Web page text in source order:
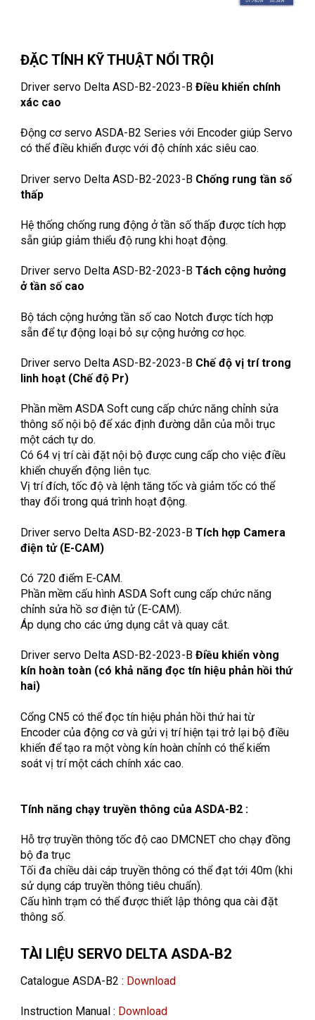
ĐẶC TÍNH KỸ THUẬT NỔI TRỘI
Driver servo Delta ASD-B2-2023-BĐiều khiển chính
xác cao
Động cơ servo ASDA-B2 Series với Encoder giúp Servo
có thể điều khiển được với độ chính xác siêu cao.
Driver servo Delta ASD-B2-2023-B Chống rung tần số
thấp
Hệ thống chống rung động ở tần số thấp được tích hợp
sẵn giúp giảm thiểu độ rung khi hoạt động.
Driver servo Delta ASD-B2-2023-BTách cộng hưởng
ở tần số cao
Bộ tách cộng hưởng tần số cao Notch được tích hợp
sẵn để tự động loại bỏ sự cộng hưởng cơ học.
Driver servo Delta ASD-B2-2023-B Chế độ vị trí trong
linh hoạt (Chế độ Pr)
Phần mềm ASDA Soft cung cấp chức năng chỉnh sửa
thông số nội bộ để xác định đường dẫn của mỗi trục
một cách tự do.
Có 64 vị trí cài đặt nội bộ được cung cấp cho việc điều
khiển chuyển động liên tục.
Vị trí đích, tốc độ và lệnh tăng tốc và giảm tốc có thể
thay đổi trong quá trình hoạt động.
Driver servo Delta ASD-B2-2023-BTích hợp Camera
điện tử (E-CAM)
Có 720 điểm E-CAM.
Phần mềm cấu hình ASDA Soft cung cấp chức năng
chỉnh sửa hồ sơ điện tử (E-CAM).
Áp dụng cho các ứng dụng cắt và quay cắt.
Driver servo Delta ASD-B2-2023-BĐiều khiển vòng
kín hoàn toàn (có khả năng đọc tín hiệu phản hồi thứ
hai)
Cổng CN5 có thể đọc tín hiệu phản hồi thứ hai từ
Encoder của động cơ và gửi vị trí hiện tại trở lại bộ điều
khiển để tạo ra một vòng kín hoàn chỉnh có thể kiểm
soát vị trí một cách chính xác cao.
Tính năng chạy truyền thông của ASDA-B2 :
Hỗ trợ truyền thông tốc độ cao DMCNET cho chạy đồng
bộ đa trục
Tối đa chiều dài cáp truyền thông có thể đạt tới 40m (khi
sử dụng cáp truyền thông tiêu chuẩn).
Cấu hình trạm có thể được thiết lập thông qua cài đặt
thông số.
TÀI LIỆU SERVO DELTA ASDA-B2
Catalogue ASDA-B2 : Download
Instruction Manual : Download